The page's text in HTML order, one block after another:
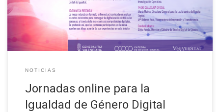
información en II Jornadas pera la Igualdad de Género Digital
(uv.es). La sesión […]
NOTICIAS
Jornadas online para la
Igualdad de Género Digital